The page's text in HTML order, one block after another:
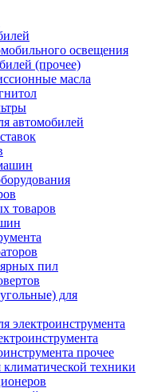
освещения
(прочее)
масла
автомобилей
товаров
пил
для
электроинструмента
прочее
климатической техники